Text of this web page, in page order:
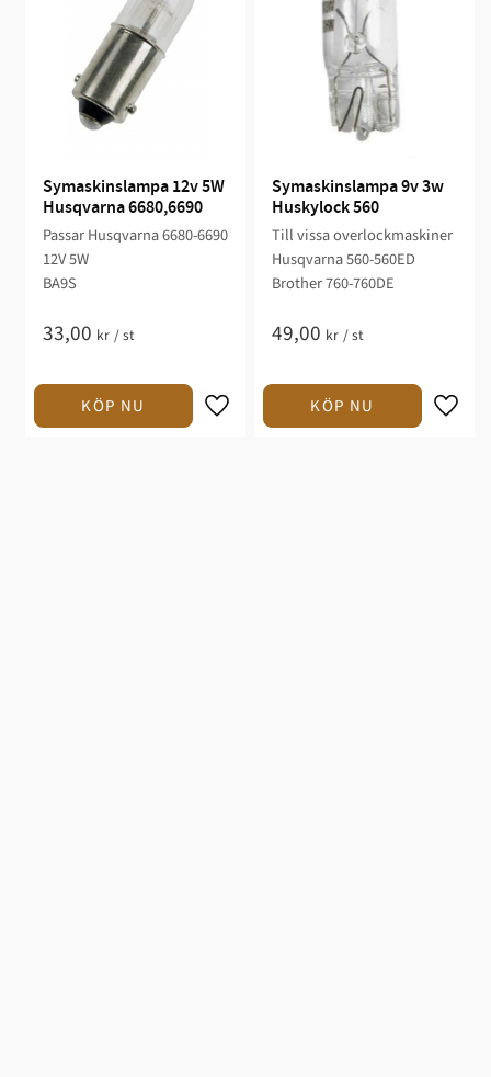
Symaskinslampa 12v 5W
Husqvarna 6680,6690
Passar Husqvarna 6680-6690
12V 5W
BA9S
33,00 kr /st
Symaskinslampa 9v 3w
Huskylock 560
Till vissa overlockmaskiner
Husqvarna 560-560ED
Brother 760-760DE
49,00 kr /st